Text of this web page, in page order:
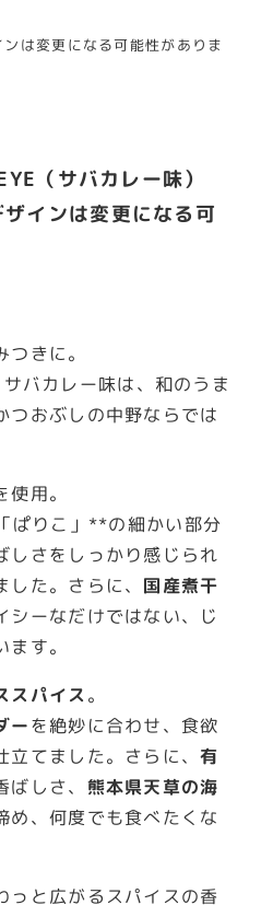
は変更になる可能性がありま
（サバカレー味）
インは変更になる可
きに。
バカレー味は、和のうま
つおぶしの中野ならでは
使用。
ぱりこ」**の細かい部分
しさをしっかり感じられ
た。さらに、 国産煮干
シーなだけではない、じ
す。
スパイス 。
ーを絶妙に合わせ、食欲
立てました。さらに、有
しさ、 熊本県天草の海
め、何度でも食べたくな
っと広がるスパイスの香